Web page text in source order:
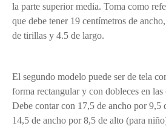
la parte superior media. Toma como
que debe tener 19 centímetros de
de tirillas y 4.5 de largo.
El segundo modelo puede ser de tela
forma rectangular y con dobleces en
Debe contar con 17,5 de ancho por 9,5
14,5 de ancho por 8,5 de alto (para